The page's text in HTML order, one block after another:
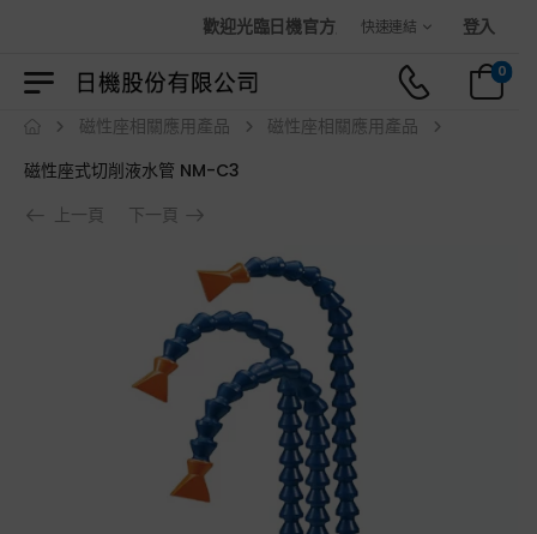
歡迎光臨日機官方購物商城！
快速連結 登入
0
磁性座相關應用產品
磁性座相關應用產品
磁性座式切削液水管 NM-C3
上一頁
下一頁